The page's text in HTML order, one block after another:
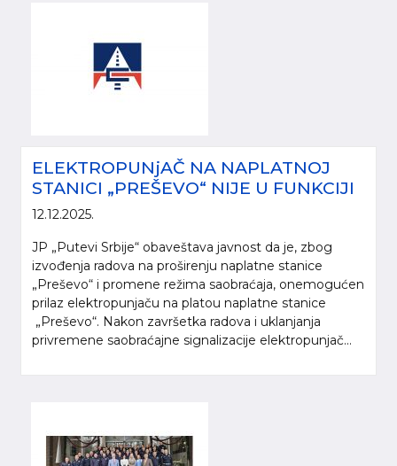
ELEKTROPUNjAČ NA NAPLATNOJ
STANICI „PREŠEVO“ NIJE U FUNKCIJI
12.12.2025.
JP „Putevi Srbije“ obaveštava javnost da je, zbog
izvođenja radova na proširenju naplatne stanice
„Preševo“ i promene režima saobraćaja, onemogućen
prilaz elektropunjaču na platou naplatne stanice
„Preševo“. Nakon završetka radova i uklanjanja
privremene saobraćajne signalizacije elektropunjač...